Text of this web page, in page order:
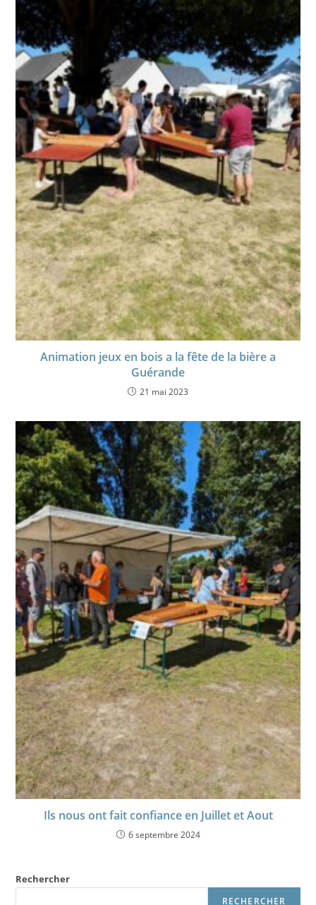
Animation jeux en bois a la fête de la bière a
Guérande
21 mai 2023
Ils nous ont fait confiance en Juillet et Aout
6 septembre 2024
Rechercher
RECHERCHER